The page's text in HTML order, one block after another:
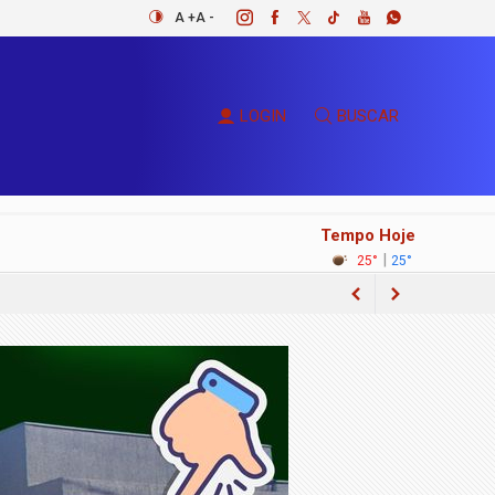
A +A -
LOGIN BUSCAR
Tempo Hoje
25° | 25°